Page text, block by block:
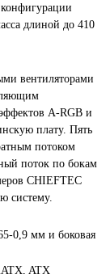
длиной до 410
вентиляторами
A-RGB и
плату. Пять
потоком
поток по бокам
CHIEFTEC
систему.
0,9 мм и боковая
ATX